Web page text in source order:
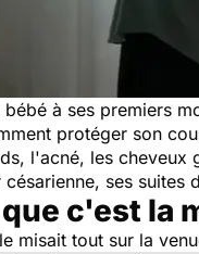
bébé à ses premiers
protéger son
l'acné, les cheveux
ses suites
c'est la
misait tout sur la